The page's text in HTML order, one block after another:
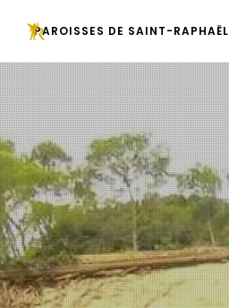
PAROISSES DE SAINT-RAPHAËL